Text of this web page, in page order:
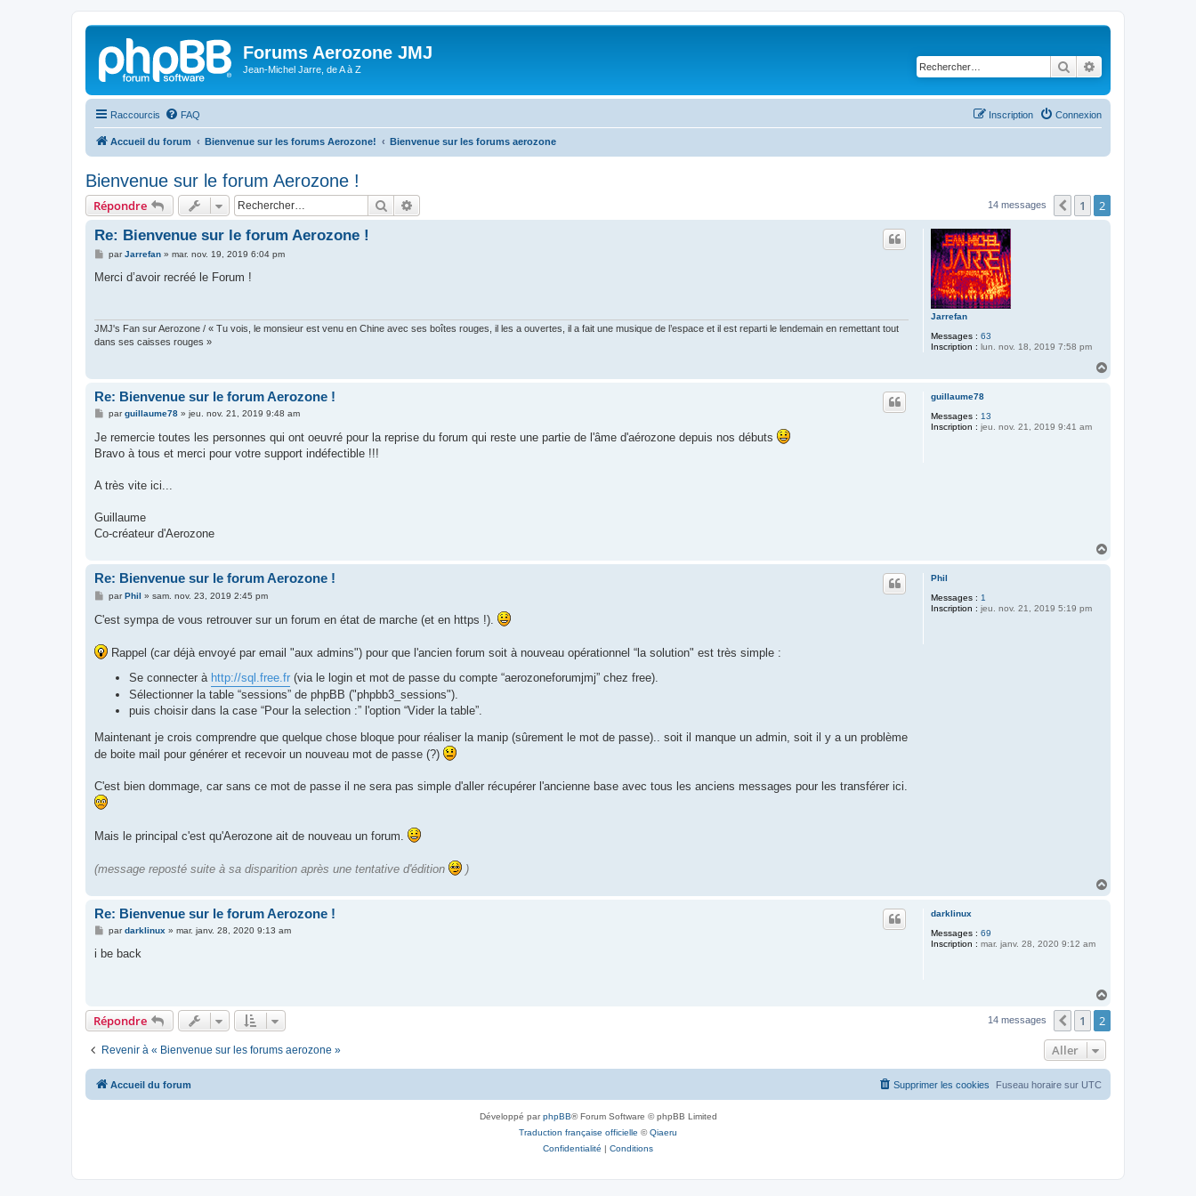
Forums Aerozone JMJ
Jean-Michel Jarre, de A à Z Rechercher
Raccourcis FAQ Connexion
Inscription
Accueil du forum Bienvenue sur les forums Aerozone! Bienvenue sur les forums aerozone
Bienvenue sur le forum Aerozone !
Répondre Rechercher 14 messages Précédent
1 2
Jarrefan
Messages : 63
Inscription : lun. nov. 18, 2019 7:58 pm
Re: Bienvenue sur le forum Aerozone !
M
s
parJarrefan» mar. nov. 19, 2019 6:04 pm
Merci d’avoir recréé le Forum !
JMJ's Fan sur Aerozone / « Tu vois, le monsieur est venu en Chine avec ses boîtes rouges, il les a ouvertes, il a fait une musique de l’espace et il est reparti le lendemain en remettant tout
dans ses caisses rouges »
guillaume78
Messages : 13
Inscription : jeu. nov. 21, 2019 9:41 am
Re: Bienvenue sur le forum Aerozone !
M
s
s
a
parguillaume78» jeu. nov. 21, 2019 9:48 am
Je remercie toutes les personnes qui ont oeuvré pour la reprise du forum qui reste une partie de l'âme d'aérozone depuis nos débuts
Bravo à tous et merci pour votre support indéfectible !!!
A très vite ici...
Guillaume
Co-créateur d'Aerozone
Phil
Messages : 1
Inscription : jeu. nov. 21, 2019 5:19 pm
Re: Bienvenue sur le forum Aerozone !
M
s
s
g
e
parPhil » sam. nov. 23, 2019 2:45 pm
C'est sympa de vous retrouver sur un forum en état de marche (et en https !).
Rappel (car déjà envoyé par email "aux admins") pour que l'ancien forum soit à nouveau opérationnel “la solution" est très simple :
Se connecter à http://sql.free.fr (via le login et mot de passe du compte “aerozoneforumjmj” chez free).
Sélectionner la table “sessions” de phpBB ("phpbb3_sessions").
puis choisir dans la case “Pour la selection :” l'option “Vider la table”.
Maintenant je crois comprendre que quelque chose bloque pour réaliser la manip (sûrement le mot de passe).. soit il manque un admin, soit il y a un problème
de boite mail pour générer et recevoir un nouveau mot de passe (?)
C'est bien dommage, car sans ce mot de passe il ne sera pas simple d'aller récupérer l'ancienne base avec tous les anciens messages pour les transférer ici.
Mais le principal c'est qu'Aerozone ait de nouveau un forum.
(message reposté suite à sa disparition après une tentative d'édition )
darklinux
Messages : 69
Inscription : mar. janv. 28, 2020 9:12 am
Re: Bienvenue sur le forum Aerozone !
M
s
pardarklinux » mar. janv. 28, 2020 9:13 am
i be back
t
Répondre 14 messages Précédent
1 2
Revenir à « Bienvenue sur les forums aerozone » Aller
Accueil du forum Fuseau horaire sur UTC
Supprimer les cookies
Développé parphpBB® Forum Software © phpBB Limited
Traduction française officielle ©Qiaeru
Confidentialité | Conditions